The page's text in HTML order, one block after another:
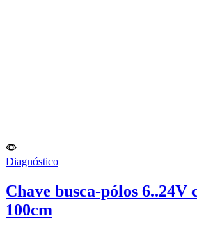
Diagnóstico
Chave busca-pólos 6..24V
100cm